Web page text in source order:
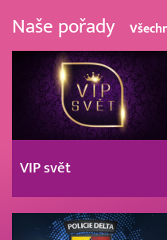
Naše pořady
VIP svět